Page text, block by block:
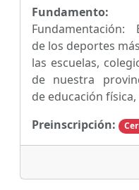
Fundamento:
Fundamentación:
de los deportes
las escuelas,
de nuestra
de educación física,
Preinscripción: